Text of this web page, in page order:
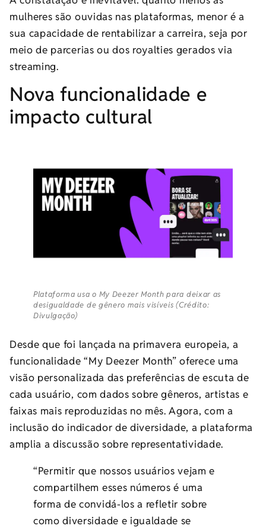
mulheres são ouvidas nas plataformas, menor é a
sua capacidade de rentabilizar a carreira, seja por
meio de parcerias ou dos royalties gerados via
streaming.
Nova funcionalidade e
impacto cultural
Plataforma usa o My Deezer Month para deixar as
desigualdade de gênero mais visíveis (Crédito:
Divulgação)
Desde que foi lançada na primavera europeia, a
funcionalidade “My Deezer Month” oferece uma
visão personalizada das preferências de escuta de
cada usuário, com dados sobre gêneros, artistas e
faixas mais reproduzidas no mês. Agora, com a
inclusão do indicador de diversidade, a plataforma
amplia a discussão sobre representatividade.
“Permitir que nossos usuários vejam e
compartilhem esses números é uma
forma de convidá-los a refletir sobre
como diversidade e igualdade se